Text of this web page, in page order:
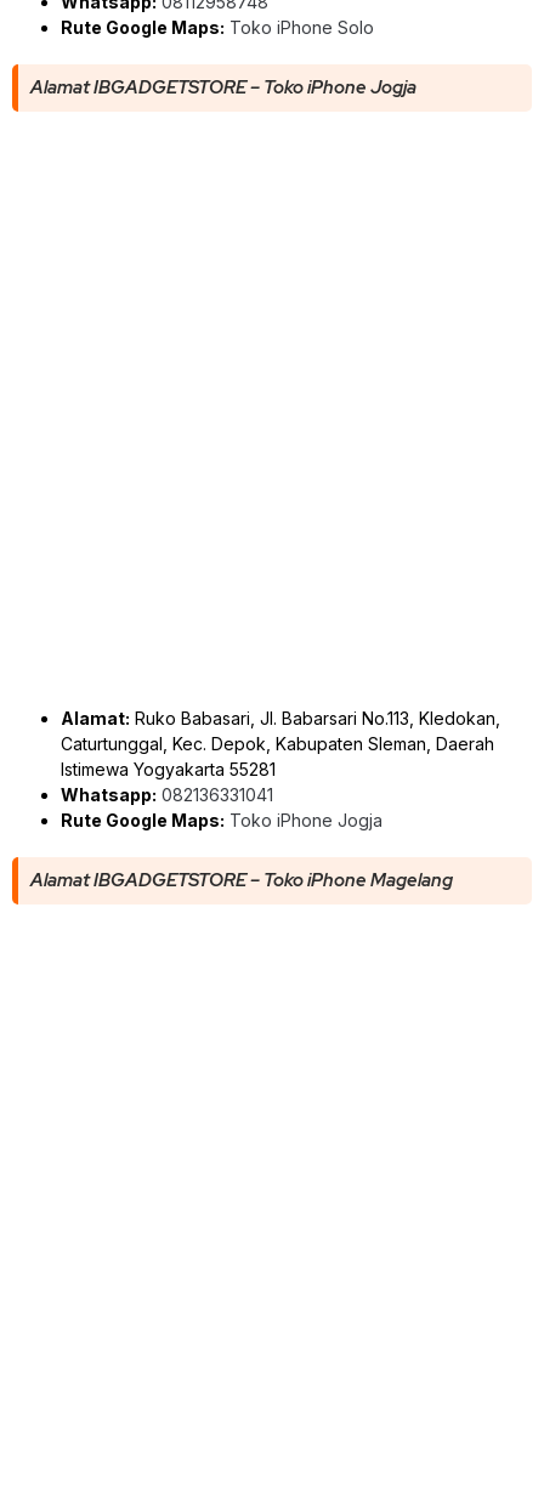
Rute Google Maps: Toko iPhone Solo
Alamat IBGADGETSTORE – Toko iPhone Jogja
Alamat: Ruko Babasari, Jl. Babarsari No.113, Kledokan,
Caturtunggal, Kec. Depok, Kabupaten Sleman, Daerah
Istimewa Yogyakarta 55281
Whatsapp: 082136331041
Rute Google Maps: Toko iPhone Jogja
Alamat IBGADGETSTORE – Toko iPhone Magelang